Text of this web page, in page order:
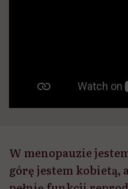
W menopauzie
górę jestem kobietą,